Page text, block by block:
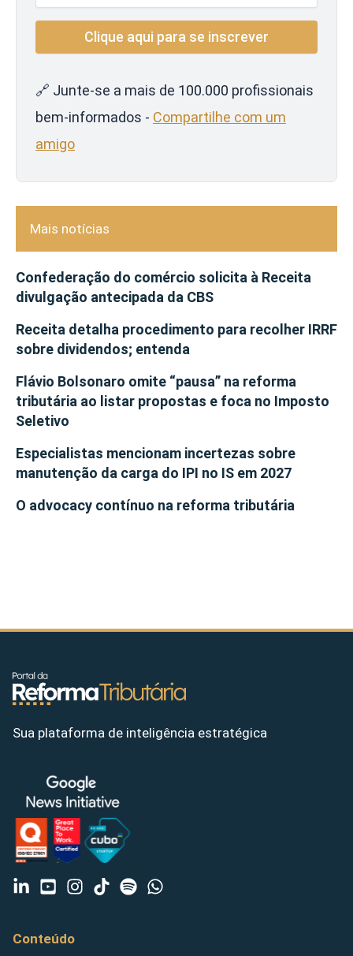
🔗 Junte-se a mais de 100.000 profissionais
bem-informados - Compartilhe com um
amigo
Mais notícias
Confederação do comércio solicita à Receita
divulgação antecipada da CBS
Receita detalha procedimento para recolher IRRF
sobre dividendos; entenda
Flávio Bolsonaro omite “pausa” na reforma
tributária ao listar propostas e foca no Imposto
Seletivo
Especialistas mencionam incertezas sobre
manutenção da carga do IPI no IS em 2027
O advocacy contínuo na reforma tributária
Sua plataforma de inteligência estratégica
Conteúdo